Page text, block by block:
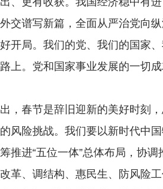
交谱写新篇，全面从严治党向
开局。我们的党、我们的国家
上。党和国家事业发展的一切
春节是辞旧迎新的美好时刻，
风险挑战。我们要以新时代中
推进“五位一体”总体布局，协
革、调结构、惠民生、防风险